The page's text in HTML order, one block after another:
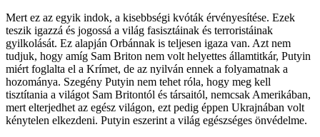
Mert ez az egyik indok, a kisebbségi kvóták érvényesítése. Ezek
teszik igazzá és jogossá a világ fasisztáinak és terroristáinak
gyilkolását. Ez alapján Orbánnak is teljesen igaza van. Azt nem
tudjuk, hogy amíg Sam Briton nem volt helyettes államtitkár, Putyin
miért foglalta el a Krímet, de az nyilván ennek a folyamatnak a
hozománya. Szegény Putyin nem tehet róla, hogy meg kell
tisztítania a világot Sam Britontól és társaitól, nemcsak Amerikában,
mert elterjedhet az egész világon, ezt pedig éppen Ukrajnában volt
kénytelen elkezdeni. Putyin eszerint a világ egészséges önvédelme.